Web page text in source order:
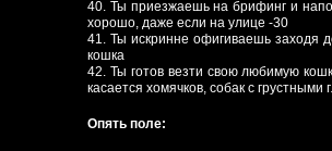
40. Ты приезжаешь на брифинг и
хорошо, даже если на улице -30
41. Ты искринне офигиваешь заходя
кошка
42. Ты готов везти свою любимую
касается хомячков, собак с
Опять поле: